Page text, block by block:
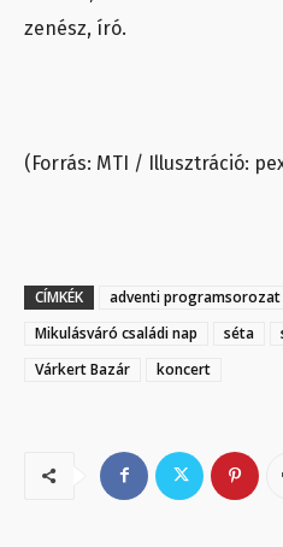
zenész, író.
(Forrás: MTI / Illusztráció:
CÍMKÉK adventi programsorozat
Mikulásváró családi nap
séta
Várkert Bazár
koncert